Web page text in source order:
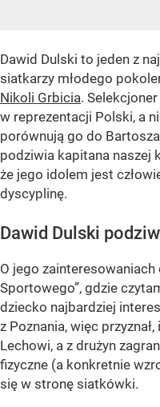
Dawid Dulski to jeden z
siatkarzy młodego
Nikoli Grbicia.
w reprezentacji Polski, a
porównują go do
podziwia kapitana naszej
że jego idolem jest
dyscyplinę.
Dawid Dulski
O jego
Sportowego”, gdzie
dziecko najbardziej
z Poznania, więc
Lechowi, a z drużyn
fizyczne (a konkretnie
się w stronę siatkówki.